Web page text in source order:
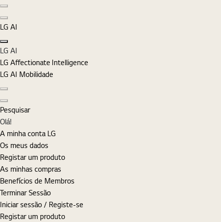
Diapositivo seguinte
LG AI
Fechar
LG AI
LG Affectionate Intelligence
LG AI Mobilidade
Diapositivo seguinte
Pesquisar
MyLG
Olá!
A minha conta LG
Os meus dados
Registar um produto
As minhas compras
Benefícios de Membros
Terminar Sessão
Iniciar sessão / Registe-se
Registar um produto